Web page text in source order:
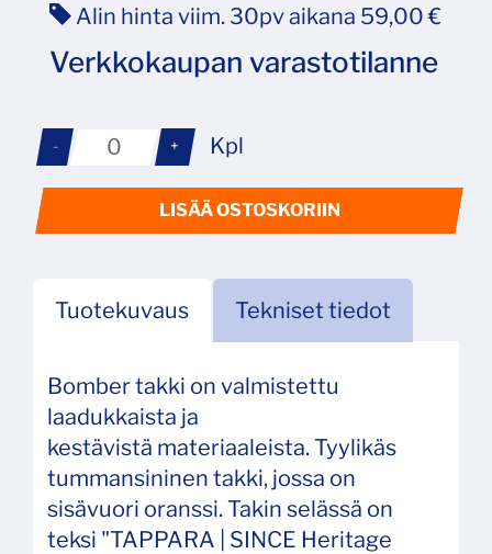
Alin hinta viim. 30pv aikana 59,00 €
Verkkokaupan varastotilanne
- + Kpl
LISÄÄ OSTOSKORIIN
Tuotekuvaus Tekniset tiedot
Bomber takki on valmistettu
laadukkaista ja
kestävistä materiaaleista. Tyylikäs
tummansininen takki, jossa on
sisävuori oranssi. Takin selässä on
teksi "TAPPARA | SINCE Heritage